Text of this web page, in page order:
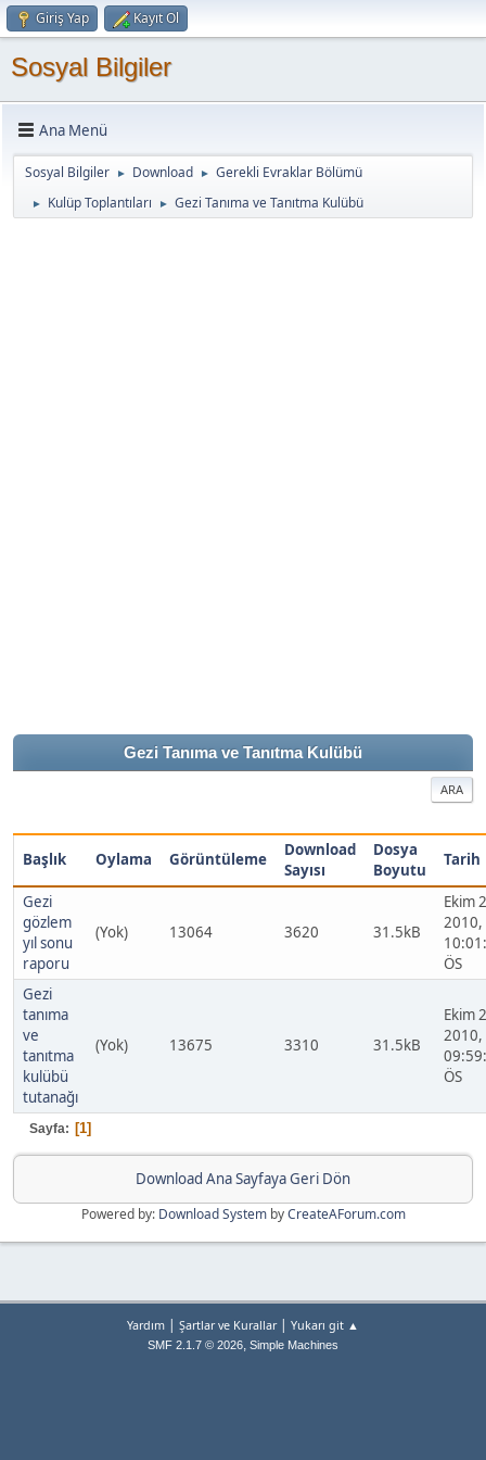
Giriş Yap Kayıt Ol
Sosyal Bilgiler
Ana Menü
Sosyal Bilgiler ► Download ► Gerekli Evraklar Bölümü
► Kulüp Toplantıları ► Gezi Tanıma ve Tanıtma Kulübü
Gezi Tanıma ve Tanıtma Kulübü
ARA
Başlık Oylama Görüntüleme
Download
Sayısı
Dosya
Boyutu
Tarih
Gezi
gözlem
yıl sonu
raporu
(Yok) 13064 3620 31.5kB
Ekim
2010,
ÖS
Gezi
tanıma
ve
tanıtma
kulübü
tutanağı
(Yok) 13675 3310 31.5kB
Ekim
2010,
ÖS
Sayfa 1
Download Ana Sayfaya Geri Dön
Powered by: Download SystembyCreateAForum.com
Yardım | Şartlar ve Kurallar| Yukarı git ▲
SMF 2.1.7 © 2026, Simple Machines